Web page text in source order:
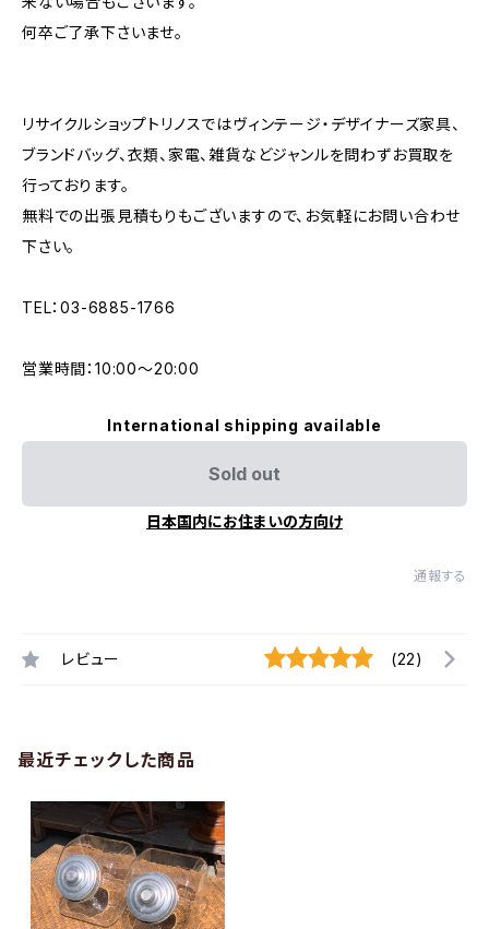
何卒ご了承下さいませ。
リサイクルショップトリノスではヴィンテージ・デザイナーズ家具、
ブランドバッグ、衣類、家電、雑貨などジャンルを問わずお買取を
行っております。
無料での出張見積もりもございますので、お気軽にお問い合わせ
下さい。
TEL：03-6885-1766
営業時間：10:00〜20:00
International shipping available
Sold out
日本国内にお住まいの方向け
通報する
レビュー (22)
最近チェックした商品